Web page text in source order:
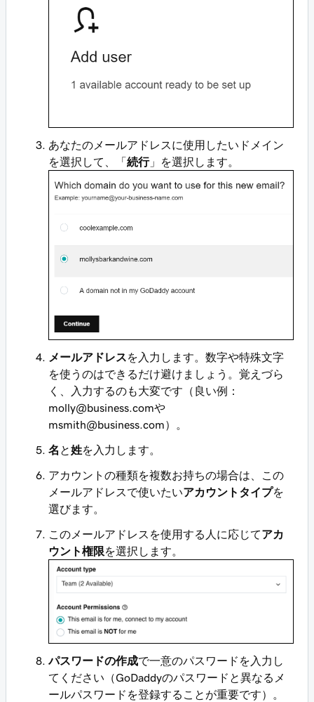
あなたのメールアドレスに使用したいドメイン
を選択して、「 続行」を選択します。
メールアドレス を入力します。数字や特殊文字
を使うのはできるだけ避けましょう。覚えづら
く、入力するのも大変です（良い例：
molly@business.comや
msmith@business.com）。
名 と姓を入力します。
アカウントの種類を複数お持ちの場合は、この
メールアドレスで使いたいアカウントタイプを
選びます。
このメールアドレスを使用する人に応じてアカ
ウント権限を選択します。
パスワードの作成で一意のパスワードを入力し
てください（GoDaddyのパスワードと異なるメ
ールパスワードを登録することが重要です）。